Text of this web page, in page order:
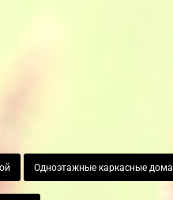
Одноэтажные каркасные дома